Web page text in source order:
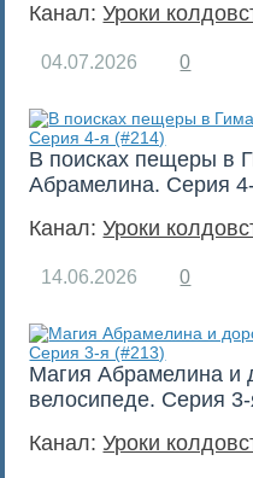
Канал:Уроки
04.07.2026 0
В поисках пещеры в
Абрамелина. Серия
Канал:Уроки
14.06.2026 0
Магия Абрамелина и
велосипеде. Серия
Канал:Уроки